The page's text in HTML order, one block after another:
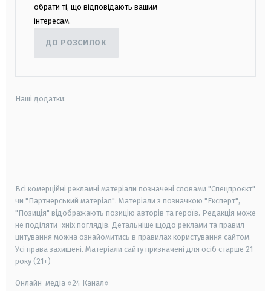
обрати ті, що відповідають вашим
інтересам.
ДО РОЗСИЛОК
Наші додатки:
Всі комерційні рекламні матеріали позначені словами "Спецпроєкт"
чи "Партнерський матеріал". Матеріали з позначкою "Експерт",
"Позиція" відображають позицію авторів та героїв. Редакція може
не поділяти їхніх поглядів. Детальніше щодо реклами та правил
цитування можна ознайомитись в правилах користування сайтом.
Усі права захищені. Матеріали сайту призначені для осіб старше 21
року (21+)
Онлайн-медіа «24 Канал»